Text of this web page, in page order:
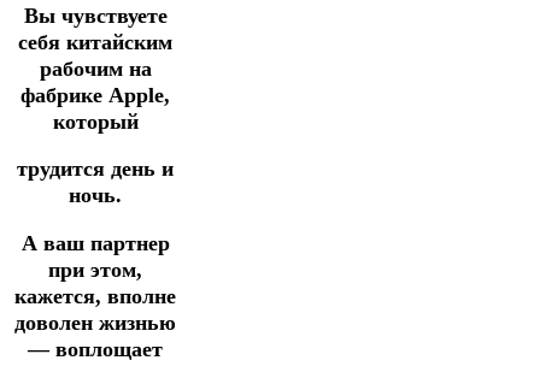
Вы чувствуете
себя китайским
рабочим на
фабрике Apple,
который
трудится день и
ночь.
А ваш партнер
при этом,
кажется, вполне
доволен жизнью
— воплощает